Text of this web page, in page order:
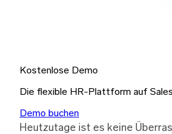
Kostenlose Demo
Die flexible HR-Plattform auf
Demo buchen
Heutzutage ist es keine